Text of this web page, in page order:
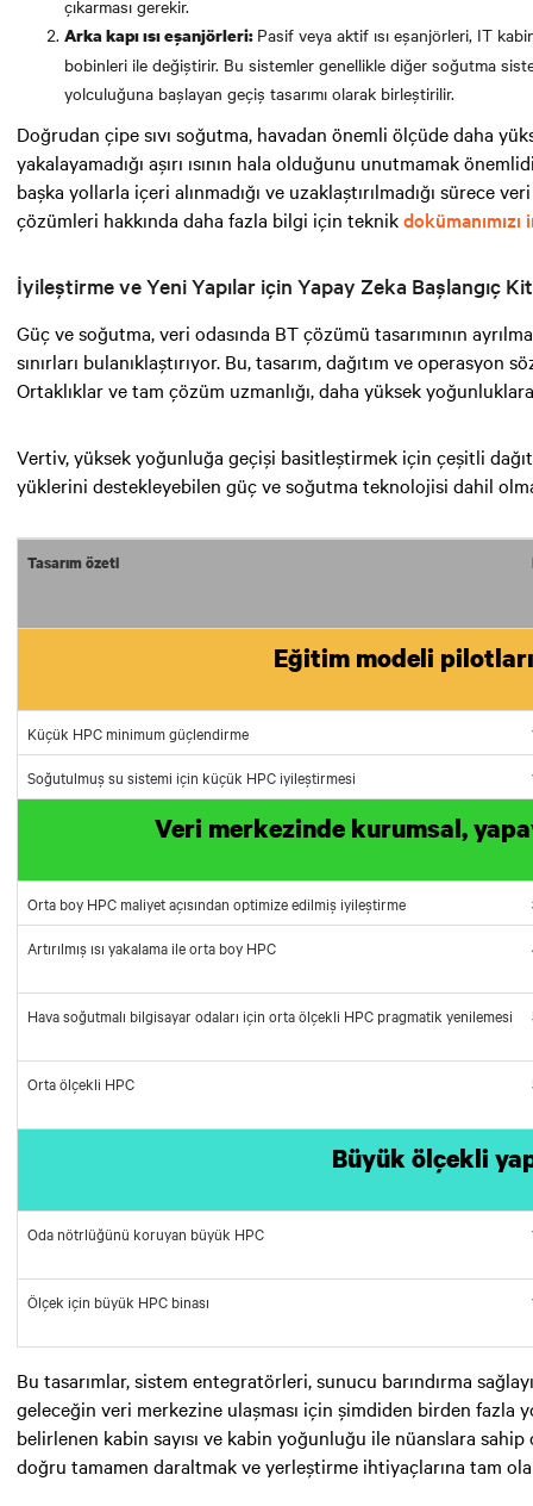
çıkarması gerekir.
Arka kapı ısı eşanjörleri: Pasif veya aktif ısı eşanjörleri, IT
bobinleri ile değiştirir. Bu sistemler genellikle diğer soğutma
yolculuğuna başlayan geçiş tasarımı olarak birleştirilir.
Doğrudan çipe sıvı soğutma, havadan önemli ölçüde daha
yakalayamadığı aşırı ısının hala olduğunu unutmamak
başka yollarla içeri alınmadığı ve uzaklaştırılmadığı sürece
çözümleri hakkında daha fazla bilgi için teknik
İyileştirme ve Yeni Yapılar için Yapay Zeka Başlangıç
Güç ve soğutma, veri odasında BT çözümü tasarımının
sınırları bulanıklaştırıyor. Bu, tasarım, dağıtım ve
Ortaklıklar ve tam çözüm uzmanlığı, daha yüksek
Vertiv, yüksek yoğunluğa geçişi basitleştirmek için çeşitli
yüklerini destekleyebilen güç ve soğutma teknolojisi dahil
Tasarım özeti
Eğitim modeli
Küçük HPC minimum güçlendirme
Soğutulmuş su sistemi için küçük HPC iyileştirmesi
Veri merkezinde kurumsal,
Orta boy HPC maliyet açısından optimize edilmiş iyileştirme
Artırılmış ısı yakalama ile orta boy HPC
Hava soğutmalı bilgisayar odaları için orta ölçekli HPC pragmatik yenilemesi
Orta ölçekli HPC
Büyük ölçekli
Oda nötrlüğünü koruyan büyük HPC
Ölçek için büyük HPC binası
Bu tasarımlar, sistem entegratörleri, sunucu barındırma
geleceğin veri merkezine ulaşması için şimdiden birden fazla
belirlenen kabin sayısı ve kabin yoğunluğu ile nüanslara
doğru tamamen daraltmak ve yerleştirme ihtiyaçlarına tam